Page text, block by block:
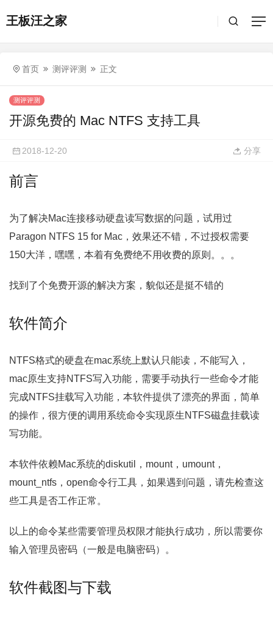
王板汪之家
首页 测评评测 正文
测评评测
开源免费的 Mac NTFS 支持工具
2018-12-20 分享
前言
为了解决Mac连接移动硬盘读写数据的问题，试用过
Paragon NTFS 15 for Mac，效果还不错，不过授权需要
150大洋，嘿嘿，本着有免费绝不用收费的原则。。。
找到了个免费开源的解决方案，貌似还是挺不错的
软件简介
NTFS格式的硬盘在mac系统上默认只能读，不能写入，
mac原生支持NTFS写入功能，需要手动执行一些命令才能
完成NTFS挂载写入功能，本软件提供了漂亮的界面，简单
的操作，很方便的调用系统命令实现原生NTFS磁盘挂载读
写功能。
本软件依赖Mac系统的diskutil，mount，umount，
mount_ntfs，open命令行工具，如果遇到问题，请先检查这
些工具是否工作正常。
以上的命令某些需要管理员权限才能执行成功，所以需要你
输入管理员密码（一般是电脑密码）。
软件截图与下载